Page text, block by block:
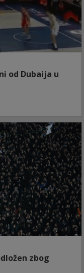
od Dubaija u
zbog